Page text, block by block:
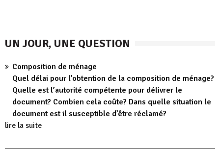
UN JOUR, UNE QUESTION
Composition de ménage
Quel délai pour l’obtention de la composition de ménage?
Quelle est l’autorité compétente pour délivrer le
document? Combien cela coûte? Dans quelle situation le
document est il susceptible d’être réclamé?
lire la suite